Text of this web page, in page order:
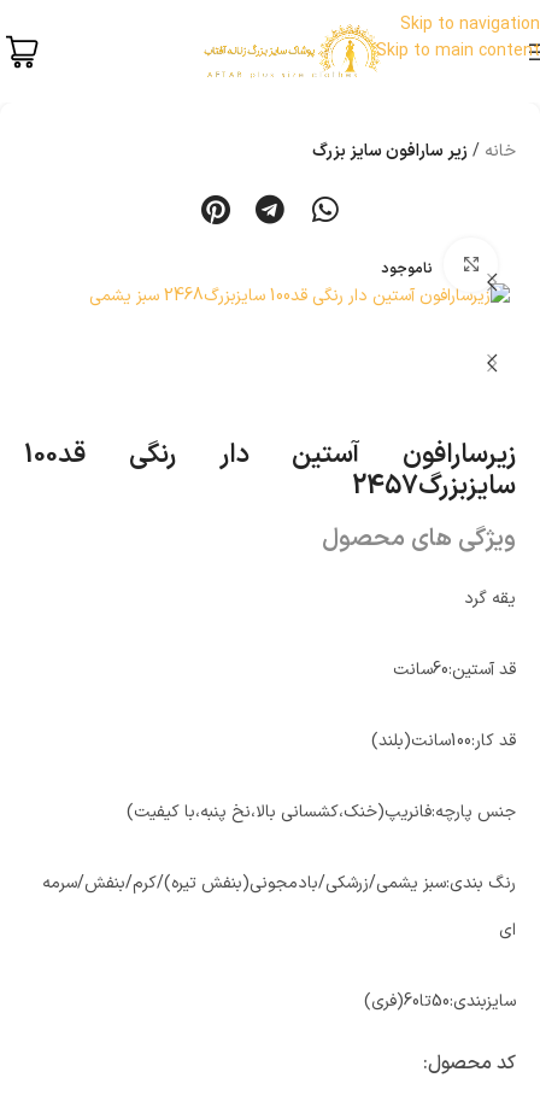
Skip to navigation
Skip to main content
خانه زیر سارافون سایز بزرگ
ناموجود
بزرگنمایی تصویر
زیرسارافون آستین دار رنگی قد100
سایزبزرگ2457
ویژگی های محصول
یقه گرد
قد آستین:60سانت
قد کار:100سانت(بلند)
جنس پارچه:فانریپ(خنک،کشسانی بالا،نخ پنبه،با کیفیت)
رنگ بندی:سبز یشمی/زرشکی/بادمجونی(بنفش تیره)/کرم/بنفش/سرمه
ای
سایزبندی:50تا60(فری)
کد محصول: